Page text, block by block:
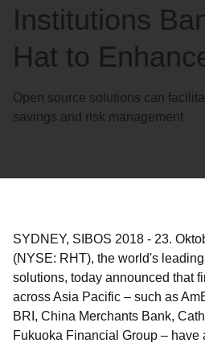
Institutions
Hat to
Open source solutions can
savings and risk management
SYDNEY, SIBOS 2018 - 23.
(NYSE: RHT), the world's
solutions, today announced that
across Asia Pacific – such as
BRI, China Merchants Bank,
Fukuoka Financial Group – have